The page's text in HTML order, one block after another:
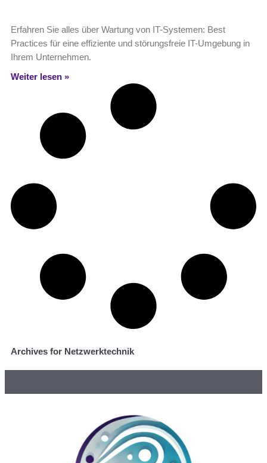
Erfahren Sie alles über Wartung von IT-Systemen: Best
Practices für eine effiziente und störungsfreie IT-Umgebung in
Ihrem Unternehmen.
Weiter lesen »
Archives for Netzwerktechnik